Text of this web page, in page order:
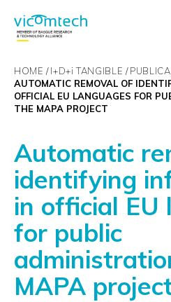
HOME I+D+i TANGIBLE
AUTOMATIC REMOVAL OF
OFFICIAL EU LANGUAGES FOR
THE MAPA PROJECT
Automatic
identifying
in official EU
for public
MAPA